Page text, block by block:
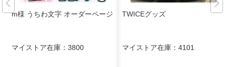
m様 うちわ文字 オーダーページ
マイストア在庫： 3800
TWICEグッズ
マイストア在庫： 4101